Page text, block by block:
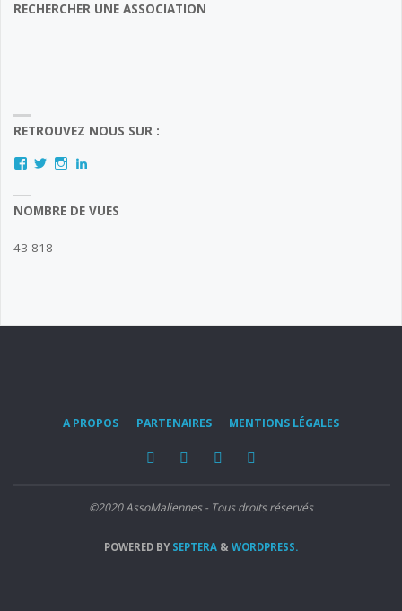
RECHERCHER UNE ASSOCIATION
RETROUVEZ NOUS SUR :
Facebook
TwitterInstagram
NOMBRE DE VUES
43 818
A PROPOS PARTENAIRES MENTIONS LÉGALES
©2020 AssoMaliennes - Tous droits réservés
POWERED BYSEPTERA & WORDPRESS.